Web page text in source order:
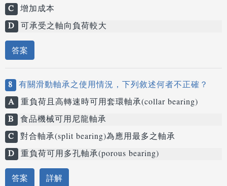
C 增加成本
D 可承受之軸向負荷較大
答案
8 有關滑動軸承之使用情況，下列敘述何者不正確？
A 重負荷且高轉速時可用套環軸承(collar bearing)
B 食品機械可用尼龍軸承
C 對合軸承(split bearing)為應用最多之軸承
D 重負荷可用多孔軸承(porous bearing)
答案 詳解